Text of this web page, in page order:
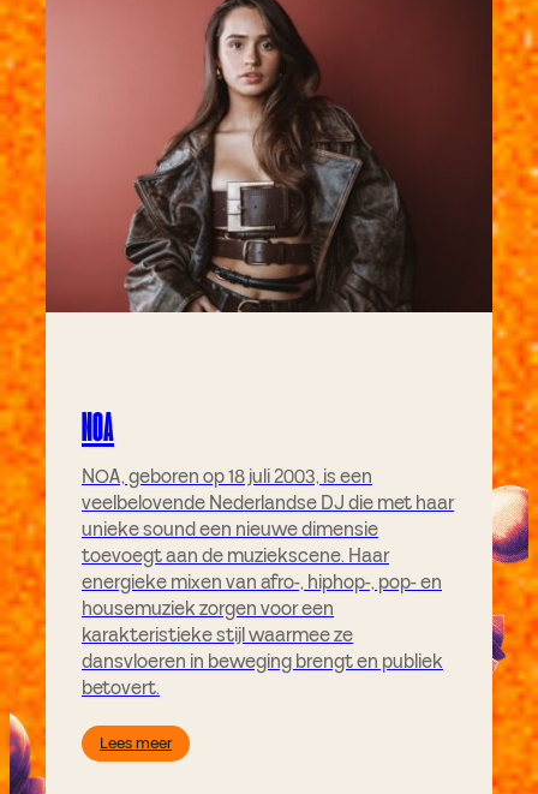
NOA
NOA, geboren op 18 juli 2003, is een
veelbelovende Nederlandse DJ die met haar
unieke sound een nieuwe dimensie
toevoegt aan de muziekscene. Haar
energieke mixen van afro-, hiphop-, pop- en
housemuziek zorgen voor een
karakteristieke stijl waarmee ze
dansvloeren in beweging brengt en publiek
betovert.
Lees meer